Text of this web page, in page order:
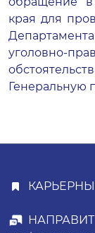
края для
уголовно-
Генеральную